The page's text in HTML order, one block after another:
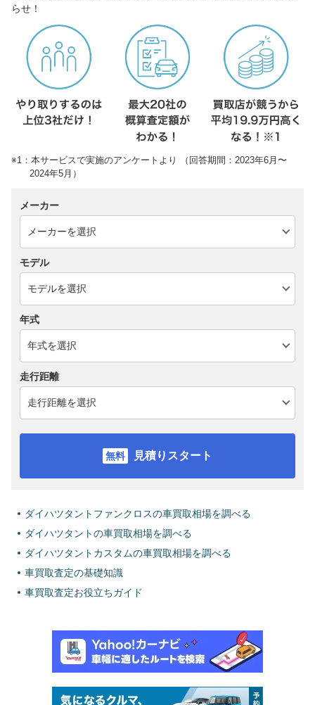
らせ！
※1：本サービスで実施のアンケートより （回答期間：2023年6月〜
2024年5月）
メーカー
モデル
年式
走行距離
見積りスタート
ダイハツタントファンクロスの車買取相場を調べる
ダイハツタントの車買取相場を調べる
ダイハツタントカスタムの車買取相場を調べる
車買取査定の基礎知識
車買取査定お役立ちガイド